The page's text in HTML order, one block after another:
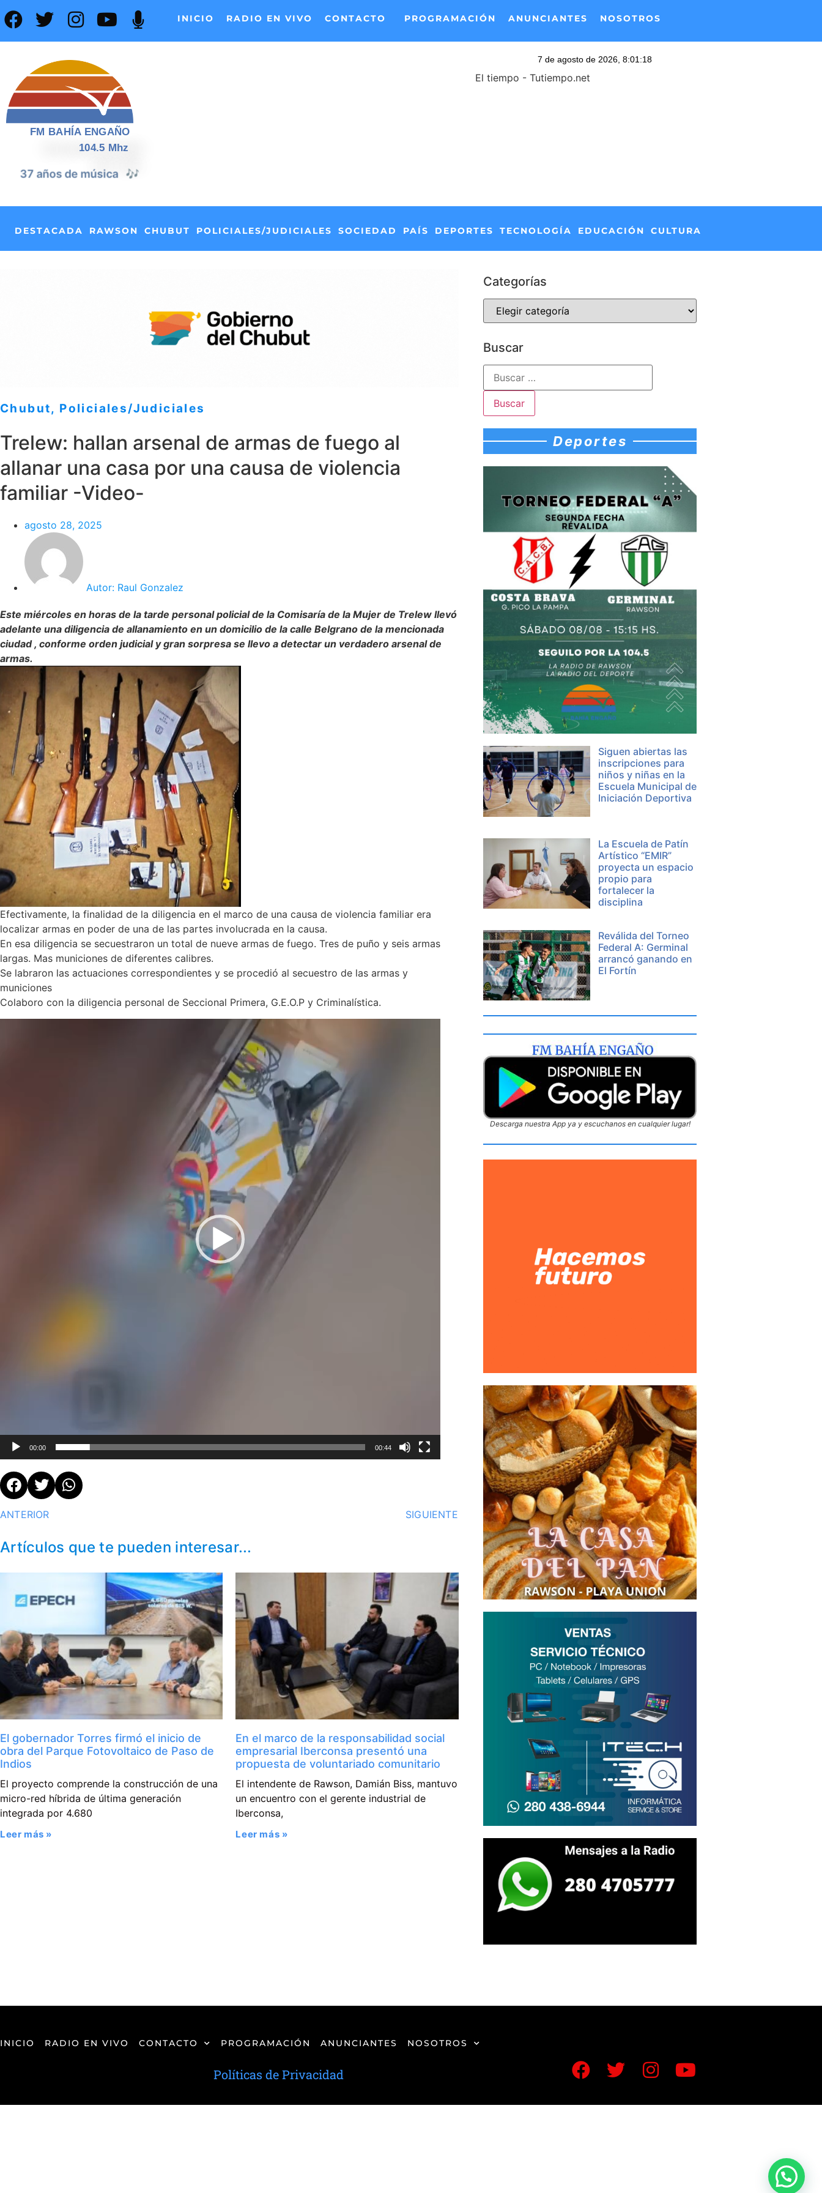
INICIO RADIO EN VIVO CONTACTO PROGRAMACIÓN ANUNCIANTES NOSOTROS
FM BAHÍA ENGAÑO
104.5 Mhz
37 años de noticias 📰
El tiempo - Tutiempo.net
DESTACADA RAWSON CHUBUT POLICIALES/JUDICIALES SOCIEDAD PAÍS DEPORTES TECNOLOGÍA EDUCACIÓN CULTURA
Chubut, Policiales/Judiciales
Trelew: hallan arsenal de armas de fuego al
allanar una casa por una causa de violencia
familiar -Video-
agosto 28, 2025
Autor: Raul Gonzalez
Este miércoles en horas de la tarde personal policial de la Comisaría de la Mujer de Trelew llevó
adelante una diligencia de allanamiento en un domicilio de la calle Belgrano de la mencionada
ciudad , conforme orden judicial y gran sorpresa se llevo a detectar un verdadero arsenal de
armas.
Efectivamente, la finalidad de la diligencia en el marco de una causa de violencia familiar era
localizar armas en poder de una de las partes involucrada en la causa.
En esa diligencia se secuestraron un total de nueve armas de fuego. Tres de puño y seis armas
largas. Mas municiones de diferentes calibres.
Se labraron las actuaciones correspondientes y se procedió al secuestro de las armas y
municiones
Colaboro con la diligencia personal de Seccional Primera, G.E.O.P y Criminalística.
00:00 00:44
ANTERIOR SIGUIENTE
Artículos que te pueden interesar...
El gobernador Torres firmó el inicio de
obra del Parque Fotovoltaico de Paso de
Indios
El proyecto comprende la construcción de una
micro-red híbrida de última generación
integrada por 4.680
Leer más »
En el marco de la responsabilidad social
empresarial Iberconsa presentó una
propuesta de voluntariado comunitario
El intendente de Rawson, Damián Biss, mantuvo
un encuentro con el gerente industrial de
Iberconsa,
Leer más »
Categorías
Buscar
Deportes
Siguen abiertas las
inscripciones para
niños y niñas en la
Escuela Municipal de
Iniciación Deportiva
La Escuela de Patín
Artístico “EMIR”
proyecta un espacio
propio para
fortalecer la
disciplina
Reválida del Torneo
Federal A: Germinal
arrancó ganando en
El Fortín
Descarga nuestra App ya y escuchanos en cualquier lugar!
INICIO RADIO EN VIVO CONTACTO PROGRAMACIÓN ANUNCIANTES NOSOTROS
Políticas de Privacidad